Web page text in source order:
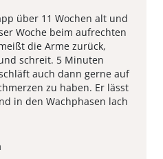
über 11 Wochen alt und
Woche beim aufrechten
die Arme zurück,
schreit. 5 Minuten
auch dann gerne auf
zu haben. Er lässt
in den Wachphasen lach